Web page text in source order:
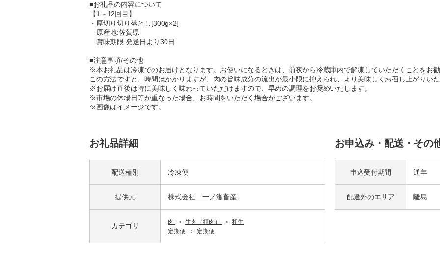
■お礼品の内容について
【1～12回目】
・厚切り切り落とし[300g×2]
原産地:佐賀県
賞味期限:発送日より30日
■注意事項/その他
※本お礼品は冷凍でのお届けとなります。お使いになるときは、前夜から冷蔵庫内で解凍していただくことをお
この方法ですと、時間はかかりますが、肉の旨味成分の流出が最小限に抑えられ、より美味しくお召し上がりい
※お届け直後は特に美味しく味わっていただけますので、早めの調理をお奨めいたします。
※市場の休場日等が重なった場合、お時間をいただく場合がございます。
※画像はイメージです。
お礼品詳細
配送種別 冷凍便
提供元 株式会社 一ノ瀬畜産
カテゴリ 肉 牛肉（精肉）
和牛
定期便
定期便
お申込み・配送・その
申込受付期間 通年
配達外のエリア 離島